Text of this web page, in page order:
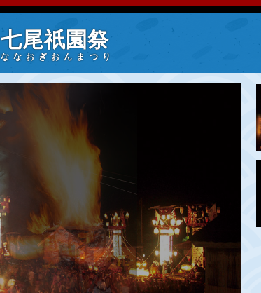
七尾祇園祭
ななおぎおんまつり